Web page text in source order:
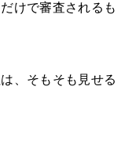
けで審査されるも
、そもそも見せる